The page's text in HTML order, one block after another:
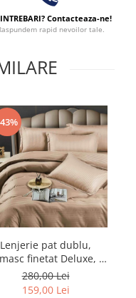
Contacteaza-ne!
rapid nevoilor tale.
Lenjerie pat dublu,
finetat Deluxe, 6
piese, cearceaf pat cu
elastic, Maro
280,00 Lei
159,00 Lei